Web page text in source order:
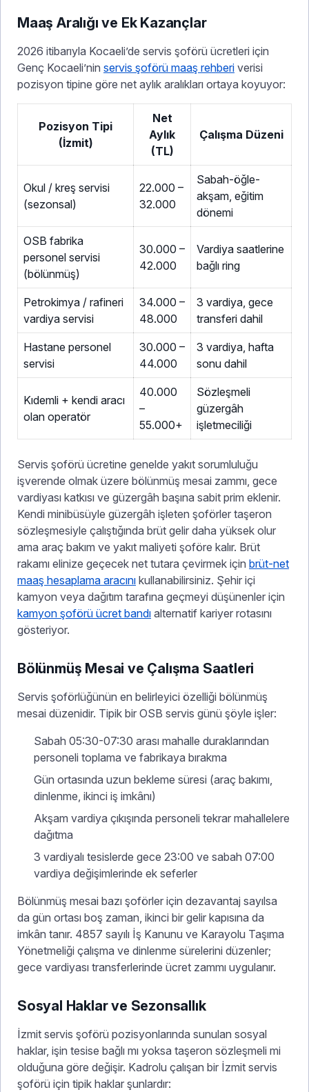
Maaş Aralığı ve Ek Kazançlar
2026 itibarıyla Kocaeli’de servis şoförü ücretleri için
Genç Kocaeli’nin servis şoförü maaş rehberi verisi
pozisyon tipine göre net aylık aralıkları ortaya koyuyor:
Pozisyon Tipi
(İzmit)
Net
Aylık
(TL)
Çalışma Düzeni
Okul / kreş servisi
(sezonsal)
22.000 –
32.000
Sabah-öğle-
akşam, eğitim
dönemi
OSB fabrika
personel servisi
(bölünmüş)
30.000 –
42.000
Vardiya saatlerine
bağlı ring
Petrokimya / rafineri
vardiya servisi
34.000 –
48.000
3 vardiya, gece
transferi dahil
Hastane personel
servisi
30.000 –
44.000
3 vardiya, hafta
sonu dahil
Kıdemli + kendi aracı
olan operatör
40.000
–
55.000+
Sözleşmeli
güzergâh
işletmeciliği
Servis şoförü ücretine genelde yakıt sorumluluğu
işverende olmak üzere bölünmüş mesai zammı, gece
vardiyası katkısı ve güzergâh başına sabit prim eklenir.
Kendi minibüsüyle güzergâh işleten şoförler taşeron
sözleşmesiyle çalıştığında brüt gelir daha yüksek olur
ama araç bakım ve yakıt maliyeti şoföre kalır. Brüt
rakamı elinize geçecek net tutara çevirmek için brüt-net
maaş hesaplama aracını kullanabilirsiniz. Şehir içi
kamyon veya dağıtım tarafına geçmeyi düşünenler için
kamyon şoförü ücret bandı alternatif kariyer rotasını
gösteriyor.
Bölünmüş Mesai ve Çalışma Saatleri
Servis şoförlüğünün en belirleyici özelliği bölünmüş
mesai düzenidir. Tipik bir OSB servis günü şöyle işler:
Sabah 05:30-07:30 arası mahalle duraklarından
personeli toplama ve fabrikaya bırakma
Gün ortasında uzun bekleme süresi (araç bakımı,
dinlenme, ikinci iş imkânı)
Akşam vardiya çıkışında personeli tekrar mahallelere
dağıtma
3 vardiyalı tesislerde gece 23:00 ve sabah 07:00
vardiya değişimlerinde ek seferler
Bölünmüş mesai bazı şoförler için dezavantaj sayılsa
da gün ortası boş zaman, ikinci bir gelir kapısına da
imkân tanır. 4857 sayılı İş Kanunu ve Karayolu Taşıma
Yönetmeliği çalışma ve dinlenme sürelerini düzenler;
gece vardiyası transferlerinde ücret zammı uygulanır.
Sosyal Haklar ve Sezonsallık
İzmit servis şoförü pozisyonlarında sunulan sosyal
haklar, işin tesise bağlı mı yoksa taşeron sözleşmeli mi
olduğuna göre değişir. Kadrolu çalışan bir İzmit servis
şoförü için tipik haklar şunlardır: